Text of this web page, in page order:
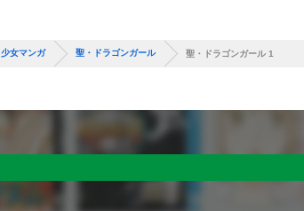
少女マンガ 聖・ドラゴンガール 聖・ドラゴンガール 1